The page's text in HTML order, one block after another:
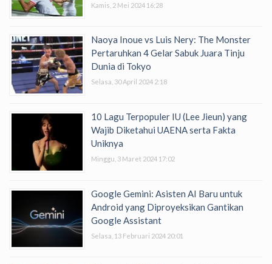
Kamis, 2 Mei 2024 16:28
Naoya Inoue vs Luis Nery: The Monster
Pertaruhkan 4 Gelar Sabuk Juara Tinju
Dunia di Tokyo
Selasa, 30 April 2024 2:18
10 Lagu Terpopuler IU (Lee Jieun) yang
Wajib Diketahui UAENA serta Fakta
Uniknya
Minggu, 3 Maret 2024 17:02
Google Gemini: Asisten AI Baru untuk
Android yang Diproyeksikan Gantikan
Google Assistant
Selasa, 13 Februari 2024 20:01